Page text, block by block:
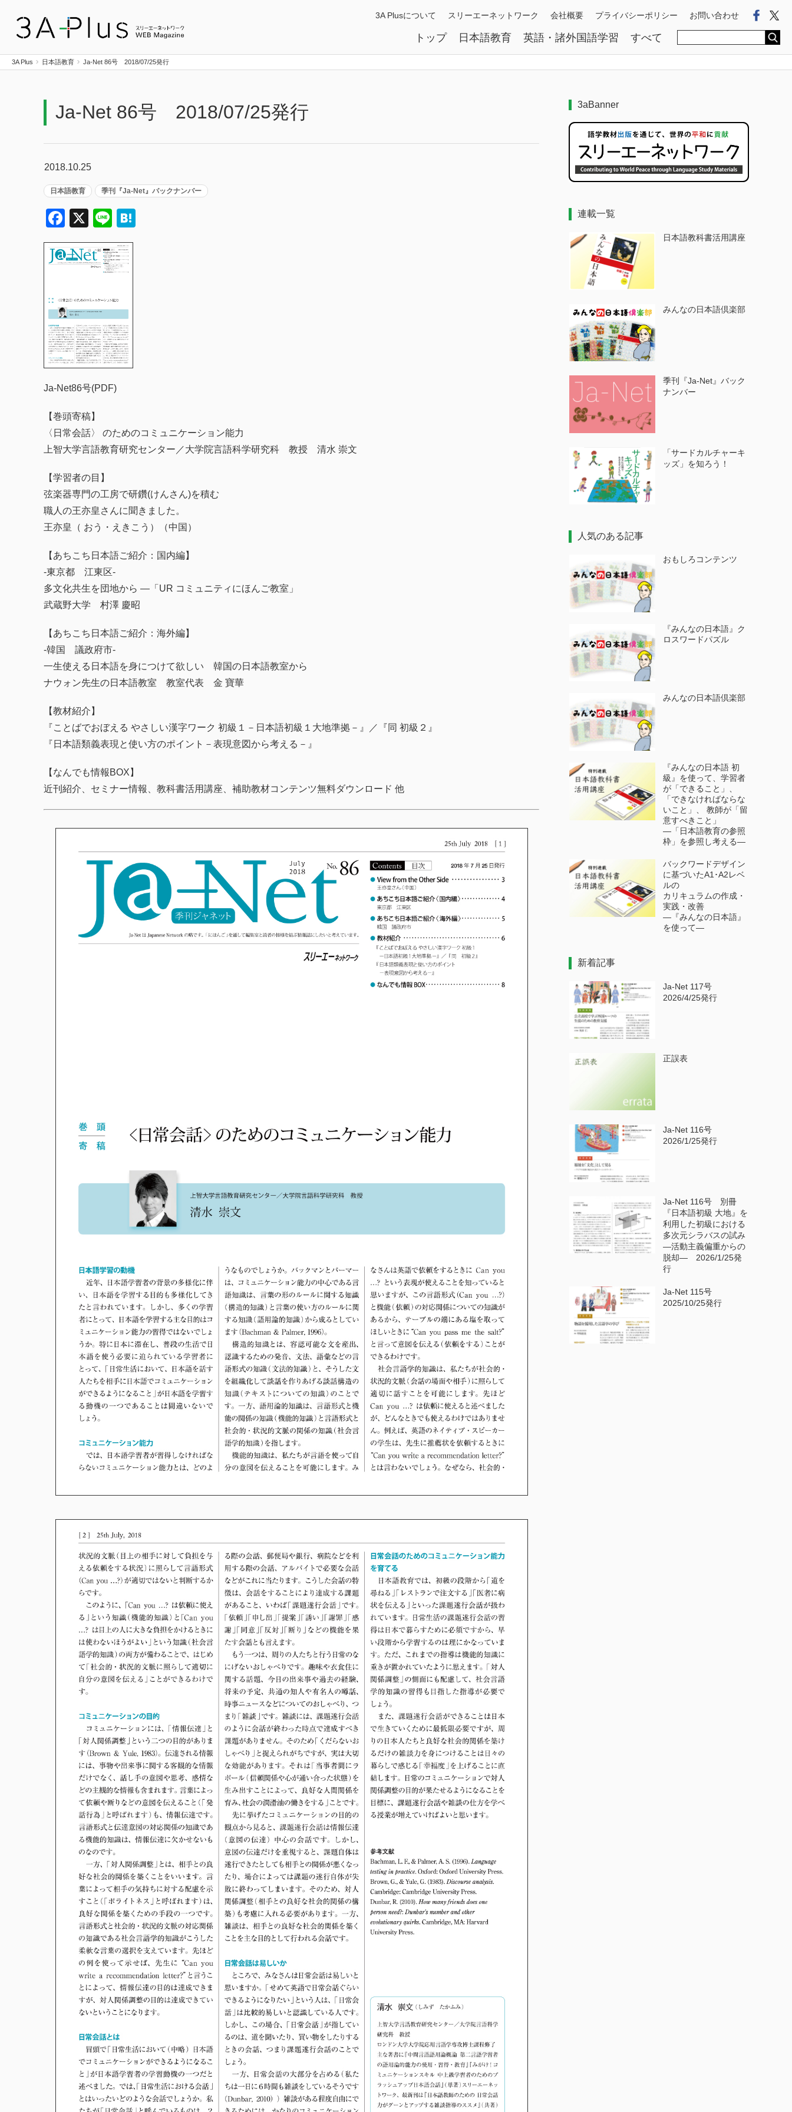
トップ 日本語教育 英語・諸外国語学習 すべて
3A Plusについて スリーエーネットワーク 会社概要 プライバシーポリシー お問い合わせ
3A Plus 日本語教育 Ja-Net 86号 2018/07/25発行
Ja-Net 86号 2018/07/25発行
2018.10.25
日本語教育 季刊『Ja-Net』バックナンバー
Facebook
X Line
Ja-Net86号(PDF)
【巻頭寄稿】
〈日常会話〉 のためのコミュニケーション能力
上智大学言語教育研究センター／大学院言語科学研究科 教授 清水 崇文
【学習者の目】
弦楽器専門の工房で研鑽(けんさん)を積む
職人の王亦皇さんに聞きました。
王亦皇（ おう・えきこう）（中国）
【あちこち日本語ご紹介：国内編】
‐東京都 江東区‐
多文化共生を団地から ―「UR コミュニティにほんご教室」
武蔵野大学 村澤 慶昭
【あちこち日本語ご紹介：海外編】
‐韓国 議政府市‐
一生使える日本語を身につけて欲しい 韓国の日本語教室から
ナウォン先生の日本語教室 教室代表 金 寶華
【教材紹介】
『ことばでおぼえる やさしい漢字ワーク 初級１－日本語初級１大地準拠－』／『同 初級２』
『日本語類義表現と使い方のポイント－表現意図から考える－』
【なんでも情報BOX】
近刊紹介、セミナー情報、教科書活用講座、補助教材コンテンツ無料ダウンロード 他
3aBanner
連載一覧
日本語教科書活用講座
みんなの日本語倶楽部
季刊『Ja-Net』バック
ナンバー
「サードカルチャーキ
ッズ」を知ろう！
人気のある記事
おもしろコンテンツ
『みんなの日本語』ク
ロスワードパズル
みんなの日本語倶楽部
『みんなの日本語 初
級』を使って、学習者
が「できること」、
「できなければならな
いこと」、 教師が「留
意すべきこと」
―「日本語教育の参照
枠」を参照し考える―
バックワードデザイン
に基づいたA1･A2レベ
ルの
カリキュラムの作成・
実践・改善
―『みんなの日本語』
を使って―
新着記事
Ja-Net 117号
2026/4/25発行
正誤表
Ja-Net 116号
2026/1/25発行
Ja-Net 116号 別冊
『日本語初級 大地』を
利用した初級における
多次元シラバスの試み
—活動主義偏重からの
脱却— 2026/1/25発
行
Ja-Net 115号
2025/10/25発行